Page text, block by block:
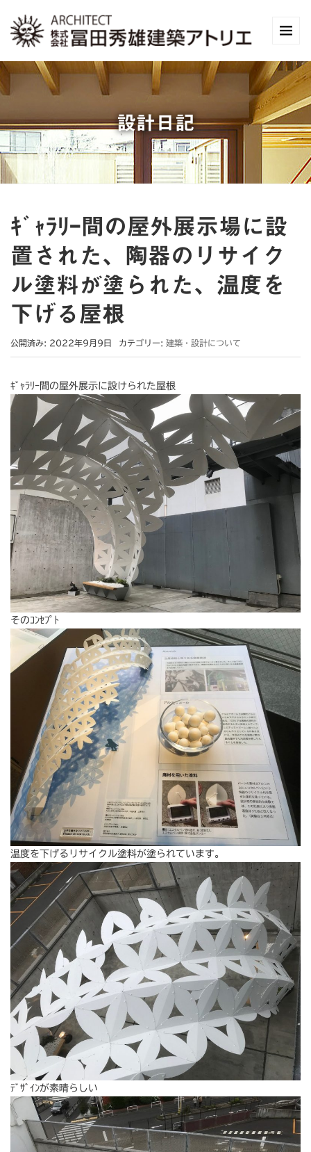
設計日記
ｷﾞｬﾗﾘｰ間の屋外展示場に設
置された、陶器のリサイク
ル塗料が塗られた、温度を
下げる屋根
公開済み: 2022年9月9日 カテゴリー: 建築・設計について
ｷﾞｬﾗﾘｰ間の屋外展示に設けられた屋根
そのｺﾝｾﾌﾟﾄ
温度を下げるリサイクル塗料が塗られています。
ﾃﾞｻﾞｲﾝが素晴らしい